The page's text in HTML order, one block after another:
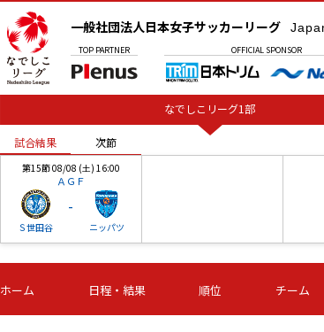
一般社団法人日本女子サッカーリーグ
TOP PARTNER OFFICIAL SPONSOR
なでしこリーグ1部
試合結果 次節
第15節 08/08 (土) 16:00
ＡＧＦ
Ｓ世田谷
-
ニッパツ
第16節 09/05 (土) 15:00
ニッパツ
-
第16節 09/05 (土) 15:00
石人の星
-
第
試合結果 次節
ホーム 日程・結果 順位 チーム